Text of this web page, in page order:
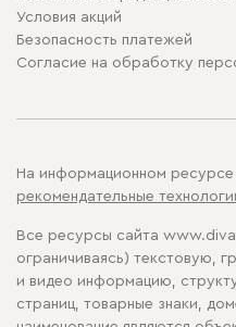
Условия акций
Безопасность платежей
Cогласие на обработку
На информационном ресурсе
рекомендательные
Все ресурсы сайта
ограничиваясь) текстовую,
и видео информацию,
страниц, товарные знаки,